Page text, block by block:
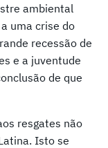
ambiental
uma crise do
recessão de
e a juventude
de que
resgates não
Isto se